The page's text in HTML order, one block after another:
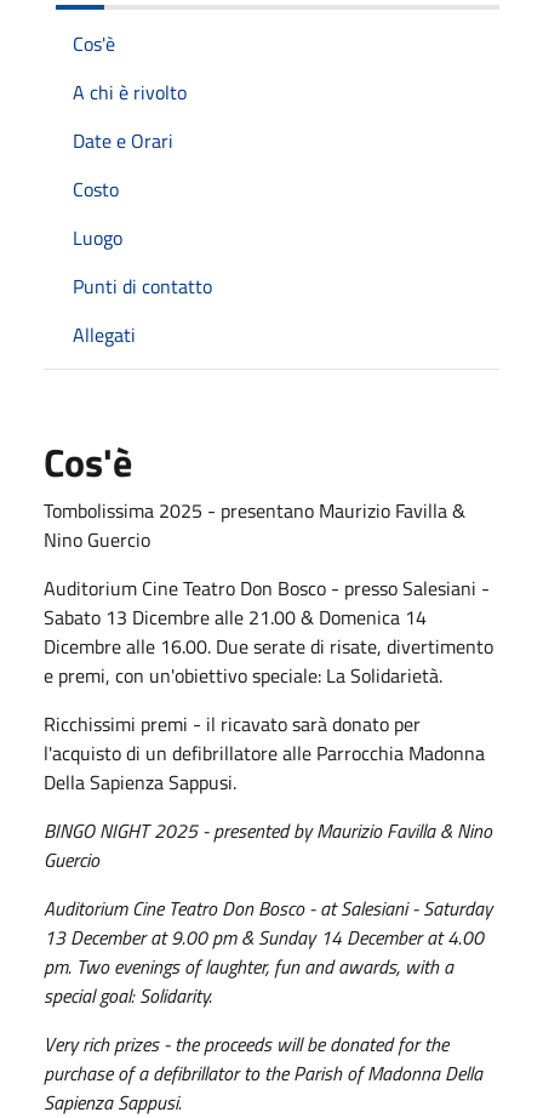
Cos'è
A chi è rivolto
Date e Orari
Costo
Luogo
Punti di contatto
Allegati
Cos'è
Tombolissima 2025 - presentano Maurizio Favilla &
Nino Guercio
Auditorium Cine Teatro Don Bosco - presso Salesiani -
Sabato 13 Dicembre alle 21.00 & Domenica 14
Dicembre alle 16.00. Due serate di risate, divertimento
e premi, con un'obiettivo speciale: La Solidarietà.
Ricchissimi premi - il ricavato sarà donato per
l'acquisto di un defibrillatore alle Parrocchia Madonna
Della Sapienza Sappusi.
BINGO NIGHT 2025 - presented by Maurizio Favilla & Nino
Guercio
Auditorium Cine Teatro Don Bosco - at Salesiani - Saturday
13 December at 9.00 pm & Sunday 14 December at 4.00
pm. Two evenings of laughter, fun and awards, with a
special goal: Solidarity.
Very rich prizes - the proceeds will be donated for the
purchase of a defibrillator to the Parish of Madonna Della
Sapienza Sappusi.